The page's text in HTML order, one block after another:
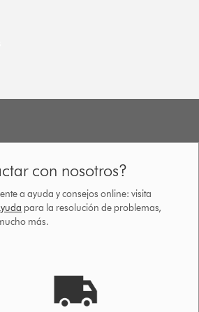
con nosotros?
a ayuda y consejos online: visita
para la resolución de problemas,
más.